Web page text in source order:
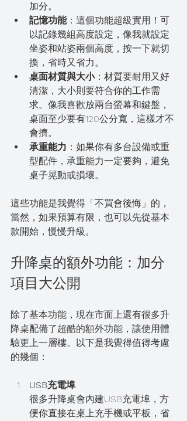
加分。
記憶功能：這個功能超級實用！可
以記錄幾組高度設定，像我就設定
坐姿和站姿兩個高度，按一下就切
換，省時又省力。
桌面材質與大小：材質要耐用又好
清潔，大小則要符合你的工作需
求。像我喜歡放兩台螢幕和鍵盤，
桌面至少要有120公分寬，這樣才不
會擠。
承重能力 ：如果你有多台設備或重
型配件，承重能力一定要夠，避免
桌子晃動或損壞。
這些功能是我覺得「不買會後悔」的，
當然，如果預算有限，也可以先從基本
款開始，慢慢升級。
升降桌的額外功能：加分
項目大公開
除了基本功能，現在市面上還有很多升
降桌配備了超酷的額外功能，讓使用體
驗更上一層樓。以下是我覺得值得考慮
的幾個：
USB充電埠
很多升降桌會內建USB充電埠，方
便你直接在桌上充手機或平板，省